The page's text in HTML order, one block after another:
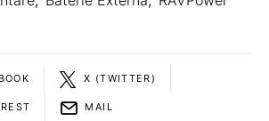
X (TWITTER)
MAIL